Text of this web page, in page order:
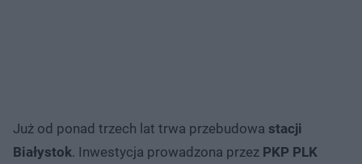
Już od ponad trzech lat trwa przebudowa stacji
Białystok. Inwestycja prowadzona przez PKP PLK